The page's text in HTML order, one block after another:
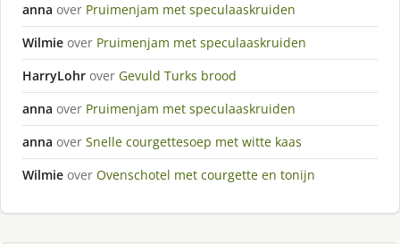
anna over Pruimenjam met speculaaskruiden
Wilmie over Pruimenjam met speculaaskruiden
HarryLohr over Gevuld Turks brood
anna over Pruimenjam met speculaaskruiden
anna over Snelle courgettesoep met witte kaas
Wilmie over Ovenschotel met courgette en tonijn